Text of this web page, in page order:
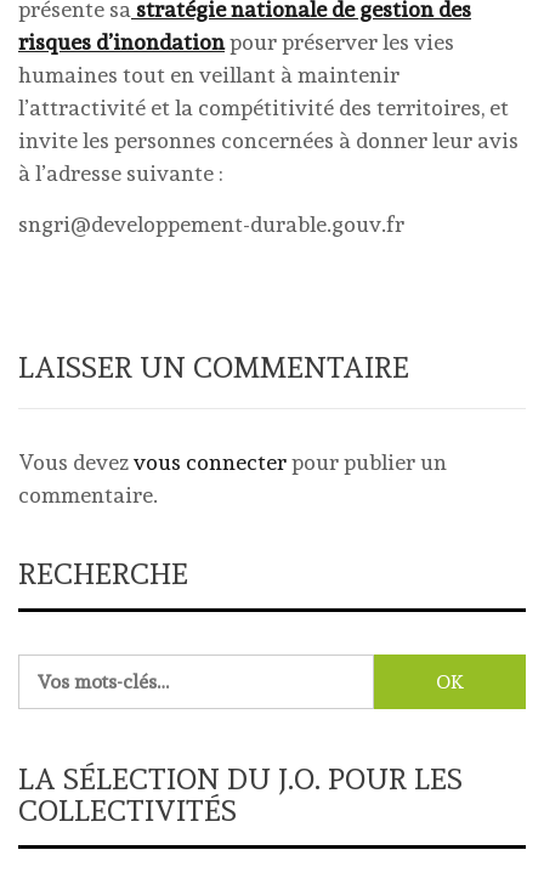
présente sa stratégie nationale de gestion des
risques d’inondationpour préserver les vies
humaines tout en veillant à maintenir
l’attractivité et la compétitivité des territoires, et
invite les personnes concernées à donner leur avis
à l’adresse suivante :
sngri@developpement-durable.gouv.fr
LAISSER UN COMMENTAIRE
Vous devezvous connecterpour publier un
commentaire.
RECHERCHE
LA SÉLECTION DU J.O. POUR LES
COLLECTIVITÉS